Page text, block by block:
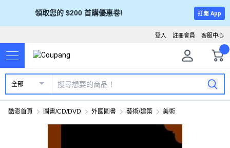
領取您的 $200 首購優惠卷! 打開 App
客服中心
註冊會員
登入
全部
酷澎首頁 圖書/CD/DVD 外國圖書 藝術/建築 美術